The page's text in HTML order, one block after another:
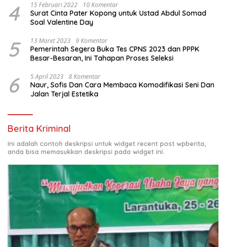
4 15 Februari 2022 10 Komentar
Surat Cinta Pater Kopong untuk Ustad Abdul Somad
Soal Valentine Day
5 13 Maret 2023 9 Komentar
Pemerintah Segera Buka Tes CPNS 2023 dan PPPK
Besar-Besaran, Ini Tahapan Proses Seleksi
6 5 April 2023 8 Komentar
Naur, Sofis Dan Cara Membaca Komodifikasi Seni Dan
Jalan Terjal Estetika
Berita Kriminal
Ini adalah contoh deskripsi untuk widget recent post wpberita,
anda bisa memasukkan deskripsi pada widget ini.